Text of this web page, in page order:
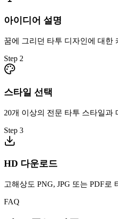
아이디어 설명
꿈에 그리던 타투 디자인에 대한
Step 2
스타일 선택
20개 이상의 전문 타투 스타일과
Step 3
HD 다운로드
고해상도 PNG, JPG 또는 PDF로
FAQ